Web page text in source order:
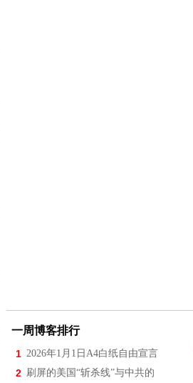
一周博客排行
1 2026年1月1日A4白纸自由宣言
2 刷屏的美国“斩杀线”与中共的